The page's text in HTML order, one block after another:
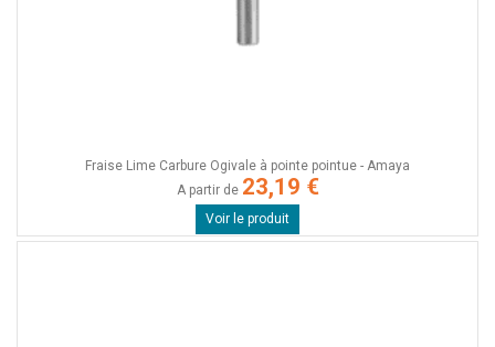
Fraise Lime Carbure Ogivale à pointe pointue - Amaya
A partir de 23,19 €
Voir le produit